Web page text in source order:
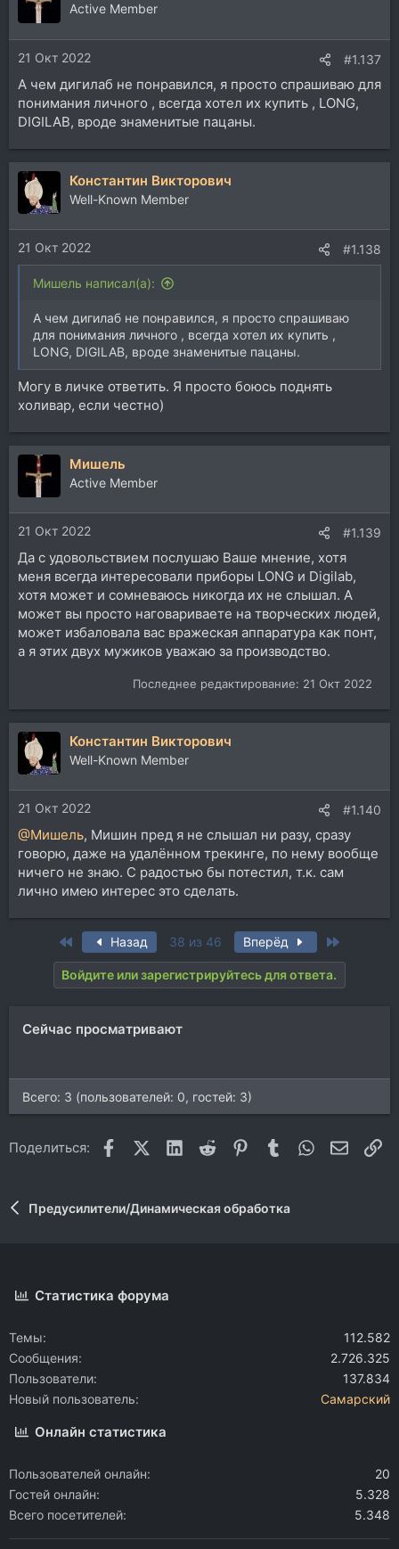
Active Member
21 Окт 2022 #1.137
А чем дигилаб не понравился, я просто спрашиваю для
понимания личного , всегда хотел их купить , LONG,
DIGILAB, вроде знаменитые пацаны.
Константин Викторович
Well-Known Member
21 Окт 2022 #1.138
Мишель написал(а):
А чем дигилаб не понравился, я просто спрашиваю
для понимания личного , всегда хотел их купить ,
LONG, DIGILAB, вроде знаменитые пацаны.
Могу в личке ответить. Я просто боюсь поднять
холивар, если честно)
Мишель
Active Member
21 Окт 2022 #1.139
Да с удовольствием послушаю Ваше мнение, хотя
меня всегда интересовали приборы LONG и Digilab,
хотя может и сомневаюсь никогда их не слышал. А
может вы просто наговариваете на творческих людей,
может избаловала вас вражеская аппаратура как понт,
а я этих двух мужиков уважаю за производство.
Последнее редактирование: 21 Окт 2022
Константин Викторович
Well-Known Member
21 Окт 2022 #1.140
@Мишель, Мишин пред я не слышал ни разу, сразу
говорю, даже на удалённом трекинге, по нему вообще
ничего не знаю. С радостью бы потестил, т.к. сам
лично имею интерес это сделать.
First Назад 38 из 46 Вперёд
Войдите или зарегистрируйтесь для ответа.
Сейчас просматривают
Всего: 3 (пользователей: 0, гостей: 3)
Поделиться: FacebookX (Twitter)
LinkedIn
Reddit Pinterest
Tumblr WhatsApp
Предусилители/Динамическая обработка
Статистика форума
Темы
112.582
Сообщения
2.726.325
Пользователи
137.834
Новый пользователь
Самарский
Онлайн статистика
Пользователей онлайн
20
Гостей онлайн
5.328
Всего посетителей
5.348